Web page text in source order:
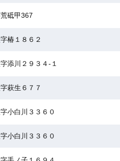
砥甲367
椿１８６２
添川２９３４-１
萩生６７７
小白川３３６０
小白川３３６０